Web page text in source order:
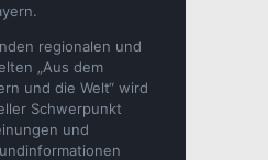
regionalen und
„Aus dem
und die Welt“ wird
Schwerpunkt
und